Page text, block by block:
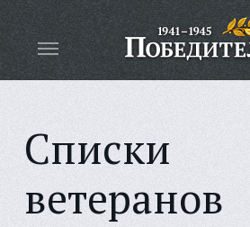
Списки
ветеранов